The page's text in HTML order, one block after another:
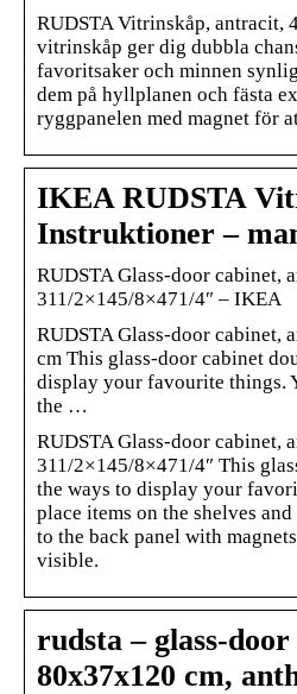
RUDSTA Vitrinskåp, antracit,
vitrinskåp ger dig dubbla
favoritsaker och minnen
dem på hyllplanen och fästa
ryggpanelen med magnet för
IKEA RUDSTA
Instruktioner –
RUDSTA Glass-door cabinet,
311/2×145/8×471/4″ – IKEA
RUDSTA Glass-door cabinet,
cm This glass-door cabinet
display your favourite things.
the …
RUDSTA Glass-door cabinet,
311/2×145/8×471/4″ This
the ways to display your
place items on the shelves
to the back panel with
visible.
rudsta – glass-
80x37x120 cm,